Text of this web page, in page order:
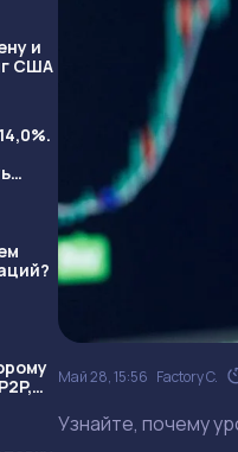
и
США
Май 28, 15:56 Factory C.
Узнайте, почему